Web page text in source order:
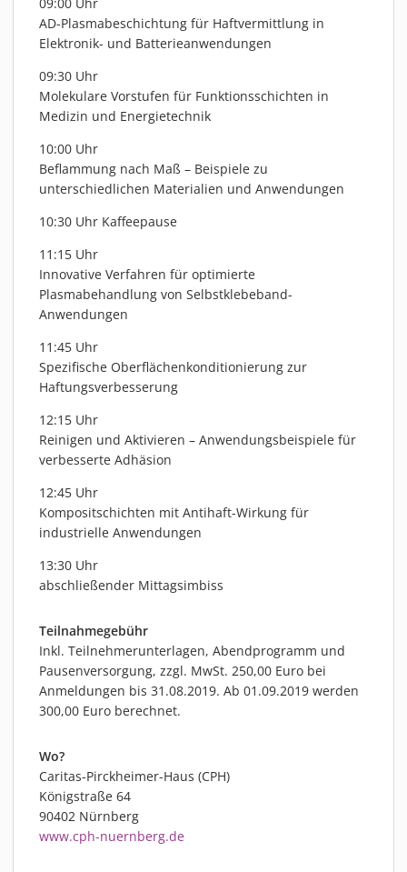
09:00 Uhr
AD-Plasmabeschichtung für Haftvermittlung in
Elektronik- und Batterieanwendungen
09:30 Uhr
Molekulare Vorstufen für Funktionsschichten in
Medizin und Energietechnik
10:00 Uhr
Beflammung nach Maß – Beispiele zu
unterschiedlichen Materialien und Anwendungen
10:30 Uhr Kaffeepause
11:15 Uhr
Innovative Verfahren für optimierte
Plasmabehandlung von Selbstklebeband-
Anwendungen
11:45 Uhr
Spezifische Oberflächenkonditionierung zur
Haftungsverbesserung
12:15 Uhr
Reinigen und Aktivieren – Anwendungsbeispiele für
verbesserte Adhäsion
12:45 Uhr
Kompositschichten mit Antihaft-Wirkung für
industrielle Anwendungen
13:30 Uhr
abschließender Mittagsimbiss
Teilnahmegebühr
Inkl. Teilnehmerunterlagen, Abendprogramm und
Pausenversorgung, zzgl. MwSt. 250,00 Euro bei
Anmeldungen bis 31.08.2019. Ab 01.09.2019 werden
300,00 Euro berechnet.
Wo?
Caritas-Pirckheimer-Haus (CPH)
Königstraße 64
90402 Nürnberg
www.cph-nuernberg.de